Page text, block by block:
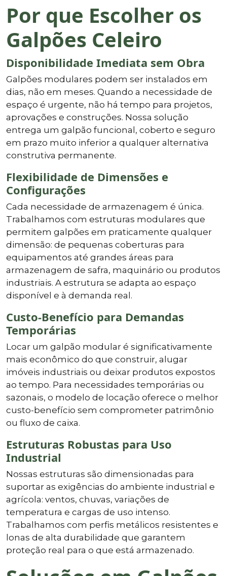
Por que Escolher os
Galpões Celeiro
Disponibilidade Imediata sem Obra
Galpões modulares podem ser instalados em
dias, não em meses. Quando a necessidade de
espaço é urgente, não há tempo para projetos,
aprovações e construções. Nossa solução
entrega um galpão funcional, coberto e seguro
em prazo muito inferior a qualquer alternativa
construtiva permanente.
Flexibilidade de Dimensões e
Configurações
Cada necessidade de armazenagem é única.
Trabalhamos com estruturas modulares que
permitem galpões em praticamente qualquer
dimensão: de pequenas coberturas para
equipamentos até grandes áreas para
armazenagem de safra, maquinário ou produtos
industriais. A estrutura se adapta ao espaço
disponível e à demanda real.
Custo-Benefício para Demandas
Temporárias
Locar um galpão modular é significativamente
mais econômico do que construir, alugar
imóveis industriais ou deixar produtos expostos
ao tempo. Para necessidades temporárias ou
sazonais, o modelo de locação oferece o melhor
custo-benefício sem comprometer patrimônio
ou fluxo de caixa.
Estruturas Robustas para Uso
Industrial
Nossas estruturas são dimensionadas para
suportar as exigências do ambiente industrial e
agrícola: ventos, chuvas, variações de
temperatura e cargas de uso intenso.
Trabalhamos com perfis metálicos resistentes e
lonas de alta durabilidade que garantem
proteção real para o que está armazenado.